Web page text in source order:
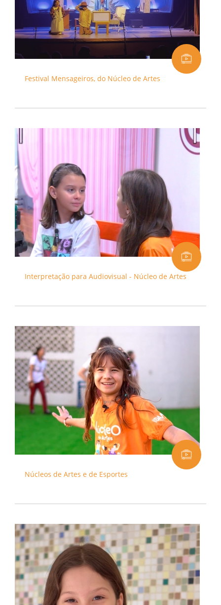
Festival Mensageiros, do Núcleo de Artes
Interpretação para Audiovisual - Núcleo de Artes
Núcleos de Artes e de Esportes